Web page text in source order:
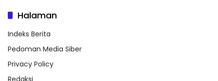
Halaman
Indeks Berita
Pedoman Media Siber
Privacy Policy